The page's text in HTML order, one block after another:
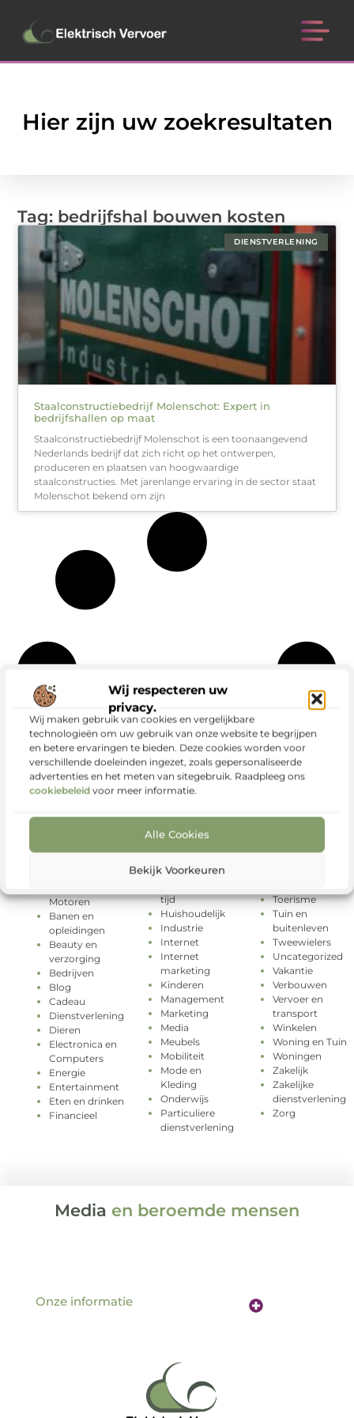
Wij respecteren uw
privacy.
Wij maken gebruik van cookies en vergelijkbare
technologieën om uw gebruik van onze website te begrijpen
en betere ervaringen te bieden. Deze cookies worden voor
verschillende doeleinden ingezet, zoals gepersonaliseerde
advertenties en het meten van sitegebruik. Raadpleeg ons
cookiebeleid voor meer informatie.
Alle Cookies
Bekijk Voorkeuren
Hier zijn uw zoekresultaten
Tag: bedrijfshal bouwen kosten
DIENSTVERLENING
Staalconstructiebedrijf Molenschot: Expert in
bedrijfshallen op maat
Staalconstructiebedrijf Molenschot is een toonaangevend
Nederlands bedrijf dat zich richt op het ontwerpen,
produceren en plaatsen van hoogwaardige
staalconstructies. Met jarenlange ervaring in de sector staat
Molenschot bekend om zijn
Categorieën
Motoren
Banen en
opleidingen
Beauty en
verzorging
Bedrijven
Blog
Cadeau
Dienstverlening
Dieren
Electronica en
Computers
Energie
Entertainment
Eten en drinken
Financieel
Geschenken
Gezondheid
Groothandel
tijd
Huishoudelijk
Industrie
Internet
Internet
marketing
Kinderen
Management
Marketing
Media
Meubels
Mobiliteit
Mode en
Kleding
Onderwijs
Particuliere
dienstverlening
Relatie
Toerisme
Tuin en
buitenleven
Tweewielers
Uncategorized
Vakantie
Verbouwen
Vervoer en
transport
Winkelen
Woning en Tuin
Woningen
Zakelijk
Zakelijke
dienstverlening
Zorg
Media en beroemde mensen
Onze informatie